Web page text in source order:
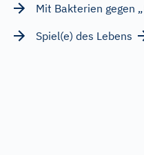
Mit Bakterien gegen
Spiel(e) des Lebens